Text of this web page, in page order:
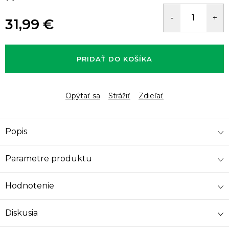
31,99 €
cena:
PRIDAŤ DO KOŠÍKA
Opýtať sa Strážiť Zdieľať
Popis
Parametre produktu
Hodnotenie
Diskusia